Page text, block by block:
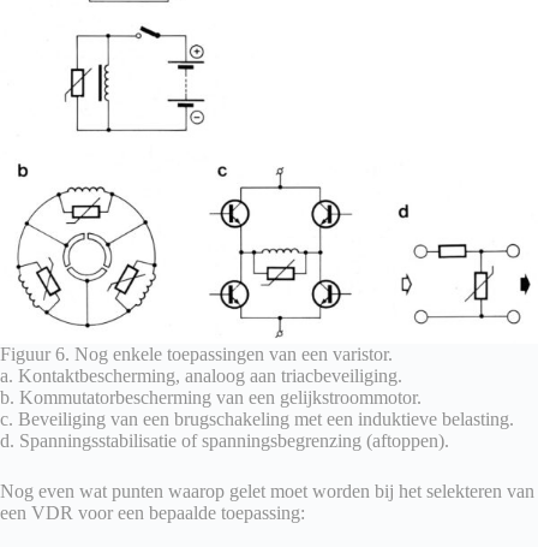
Figuur 6. Nog enkele toepassingen van een varistor.
a. Kontaktbescherming, analoog aan triacbeveiliging.
b. Kommutatorbescherming van een gelijkstroommotor.
c. Beveiliging van een brugschakeling met een induktieve belasting.
d. Spanningsstabilisatie of spanningsbegrenzing (aftoppen).
Nog even wat punten waarop gelet moet worden bij het selekteren van
een VDR voor een bepaalde toepassing: